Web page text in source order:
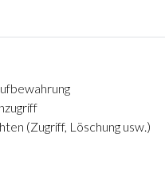
(Zugriff, Löschung usw.)